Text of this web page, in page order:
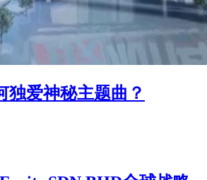
独爱神秘主题曲？